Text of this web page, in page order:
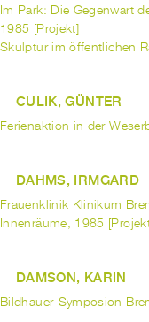
Im Park: Die Gegenwart
1985 [Projekt]
Skulptur im öffentlichen
CULIK, GÜNTER
Ferienaktion in der
DAHMS, IRMGARD
Frauenklinik Klinikum
Innenräume, 1985
DAMSON, KARIN
Bildhauer-Symposion